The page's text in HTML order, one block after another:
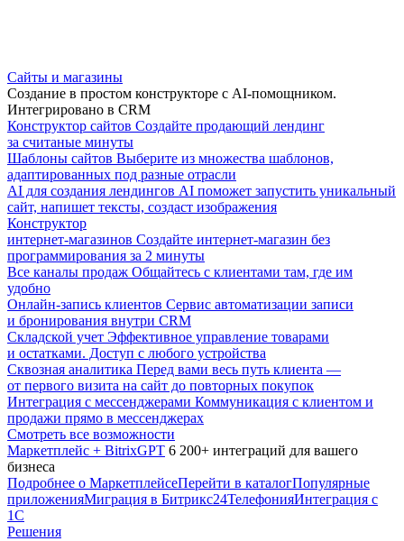
Сайты и магазины
Создание в простом конструкторе с AI-помощником.
Интегрировано в CRM
Конструктор сайтов Создайте продающий лендинг
за считаные минуты
Шаблоны сайтов Выберите из множества шаблонов,
адаптированных под разные отрасли
AI для создания лендингов AI поможет запустить уникальный
сайт, напишет тексты, создаст изображения
Конструктор
интернет-магазинов Создайте интернет-магазин без
программирования за 2 минуты
Все каналы продаж Общайтесь с клиентами там, где им
удобно
Онлайн-запись клиентов Сервис автоматизации записи
и бронирования внутри CRM
Складской учет Эффективное управление товарами
и остатками. Доступ с любого устройства
Сквозная аналитика Перед вами весь путь клиента —
от первого визита на сайт до повторных покупок
Интеграция с мессенджерами Коммуникация с клиентом и
продажи прямо в мессенджерах
Смотреть все возможности
Маркетплейс + BitrixGPT 6 200+ интеграций для вашего
бизнеса
Подробнее о МаркетплейсеПерейти в каталогПопулярные
приложенияМиграция в Битрикс24ТелефонияИнтеграция с
1С
Решения